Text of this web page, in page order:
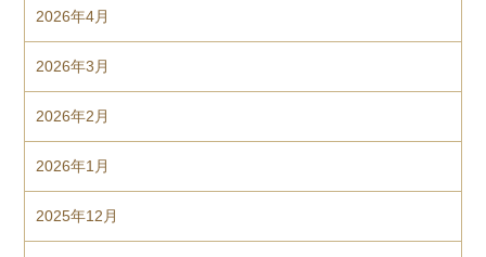
2026年4月
2026年3月
2026年2月
2026年1月
2025年12月